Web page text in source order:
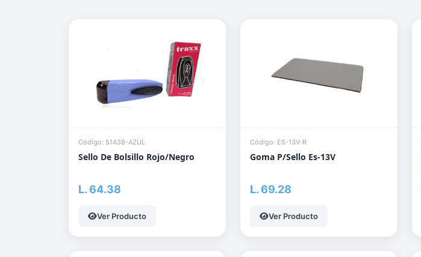
Código: 51438-AZUL
Sello De Bolsillo Rojo/Negro
L. 64.38
Ver Producto
Código: ES-13V-R
Goma P/Sello Es-13V
L. 69.28
Ver Producto